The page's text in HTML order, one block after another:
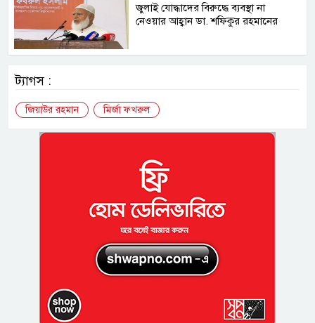
জুলাই যোদ্ধাদের বিরুদ্ধে ব্যবস্থা না
নেওয়ার আহ্বান ডা. শফিকুর রহমানের
ট্যাগস :
জিয়াউর রহমান মির্জা ফখরুল